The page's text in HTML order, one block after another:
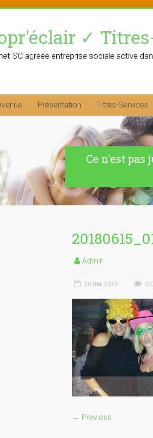
✓
SC agréée entreprise sociale active
Présentation Titres-Services
Ce n'est pas
Admin
26 mai 2019 0
← Previous